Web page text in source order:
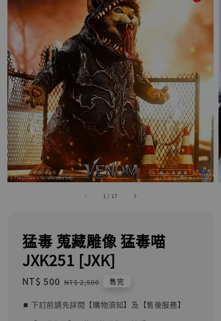
1 / 17
猛毒 蒐藏雕像 猛毒喵
JXK251 [JXK]
Sale
NT$ 500 Regular
NT$ 2,500 售完
⏹︎ 下訂前請先詳閱【購物須知】及【售後服務】